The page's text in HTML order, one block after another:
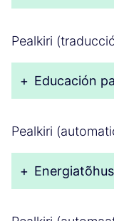
Pealkiri
+ Educación
Pealkiri
+